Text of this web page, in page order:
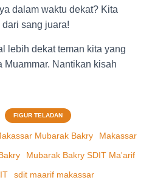
dalam waktu dekat? Kita
sang juara!
lebih dekat teman kita yang
Muammar. Nantikan kisah
FIGUR TELADAN
Mubarak Bakry
Makassar
Mubarak Bakry SDIT Ma'arif
sdit maarif makassar